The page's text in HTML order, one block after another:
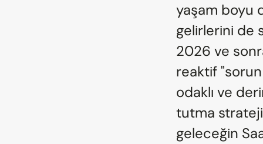
yaşam boyu
gelirlerini de
2026 ve
reaktif
odaklı ve
tutma
geleceğin